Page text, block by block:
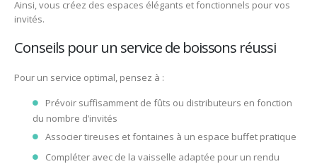
Ainsi, vous créez des espaces élégants et fonctionnels pour vos
invités.
Conseils pour un service de boissons réussi
Pour un service optimal, pensez à :
Prévoir suffisamment de fûts ou distributeurs en fonction
du nombre d’invités
Associer tireuses et fontaines à un espace buffet pratique
Compléter avec de la vaisselle adaptée pour un rendu